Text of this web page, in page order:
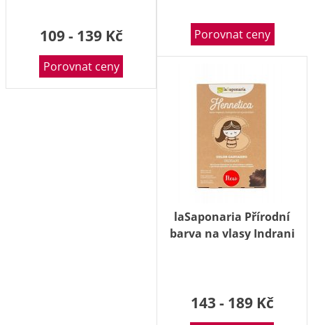
109 - 139 Kč
Porovnat ceny
Porovnat ceny
laSaponaria Přírodní
barva na vlasy Indrani
143 - 189 Kč